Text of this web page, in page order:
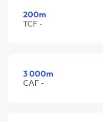
200m
TCF -
3 000m
CAF -